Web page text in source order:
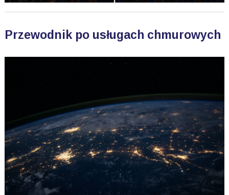
Przewodnik po usługach chmurowych